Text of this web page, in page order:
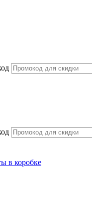
в коробке